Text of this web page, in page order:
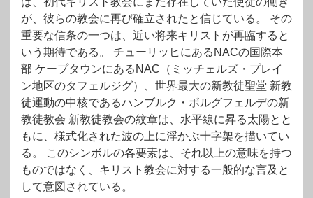
1919年、石工のカール・ハマンによって、客室は
店舗兼住居に改築されました。
が、彼らの教会に再び確立されたと信じている。 その
重要な信条の一つは、近い将来キリストが再臨すると
いう期待である。 チューリッヒにあるNACの国際本
部 ケープタウンにあるNAC（ミッチェルズ・プレイ
ン地区のタフェルジグ）、世界最大の新教徒聖堂 新教
徒運動の中核であるハンブルク・ボルグフェルデの新
教徒教会 新教徒教会の紋章は、水平線に昇る太陽とと
もに、様式化された波の上に浮かぶ十字架を描いてい
る。 このシンボルの各要素は、それ以上の意味を持つ
ものではなく、キリスト教会に対する一般的な言及と
して意図されている。